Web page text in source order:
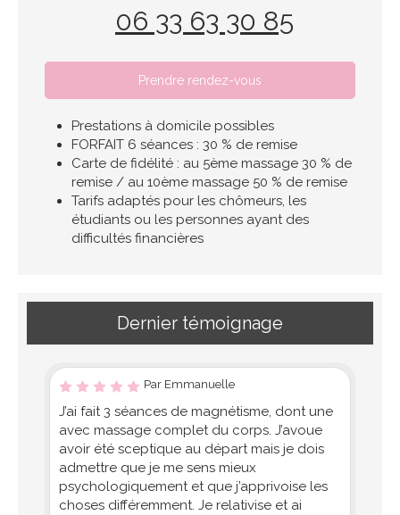
06 33 63 30 85
Prendre rendez-vous
Prestations à domicile possibles
FORFAIT 6 séances : 30 % de remise
Carte de fidélité : au 5ème massage 30 % de
remise / au 10ème massage 50 % de remise
Tarifs adaptés pour les chômeurs, les
étudiants ou les personnes ayant des
difficultés financières
Dernier témoignage
Par Emmanuelle
J’ai fait 3 séances de magnétisme, dont une
avec massage complet du corps. J’avoue
avoir été sceptique au départ mais je dois
admettre que je me sens mieux
psychologiquement et que j’apprivoise les
choses différemment. Je relativise et ai